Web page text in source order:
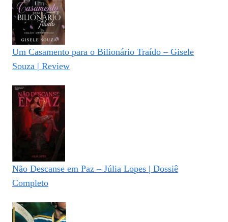
Um Casamento para o Bilionário Traído – Gisele
Souza | Review
Não Descanse em Paz – Júlia Lopes | Dossiê
Completo